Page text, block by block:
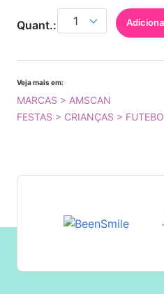
Quant.:
Veja mais em:
MARCAS > AMSCAN
FESTAS > CRIANÇAS >